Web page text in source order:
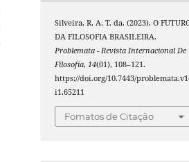
Silveira, R. A. T. da. (2023). O
DA FILOSOFIA BRASILEIRA.
Problemata - Revista Internacional De
Filosofia,14(01), 108–121.
https://doi.org/10.7443/
i1.65211
Fomatos de Citação